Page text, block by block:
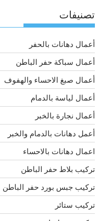
تصنيفات
أعمال دهانات بالحفر
أعمال سباكة حفر الباطن
أعمال صبغ الاحساء والهفوف
أعمال لياسة بالدمام
أعمال نجارة بالخبر
أعمل دهانات بالدمام والخبر
اعمال دهانات بالاحساء
تركيب بلاط حفر الباطن
تركيب جبس بورد حفر الباطن
تركيب ستائر